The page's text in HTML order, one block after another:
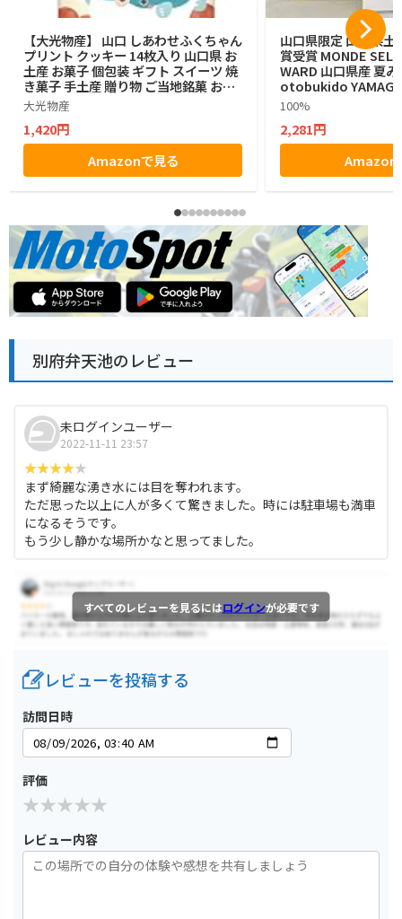
【大光物産】 山口 しあわせふくちゃん
プリント クッキー 14枚入り 山口県 お
土産 お菓子 個包装 ギフト スイーツ 焼
き菓子 手土産 贈り物 ご当地銘菓 お中
元 お歳暮
大光物産
1,420円
Amazonで見る
山口県限定 山口県土
賞受賞 MONDE
WARD 山口県産 夏
otobukido
n Langue De Chat
ラングドシャ チョコ
入り ラングドシャ
100%
2,281円
Amazon
別府弁天池のレビュー
未ログインユーザー
2022-11-11 23:57
まず綺麗な湧き水には目を奪われます。
ただ思った以上に人が多くて驚きました。時には駐車場も満車
になるそうです。
もう少し静かな場所かなと思ってました。
すべてのレビューを見るにはログインが必要です
レビューを投稿する
訪問日時
評価
レビュー内容